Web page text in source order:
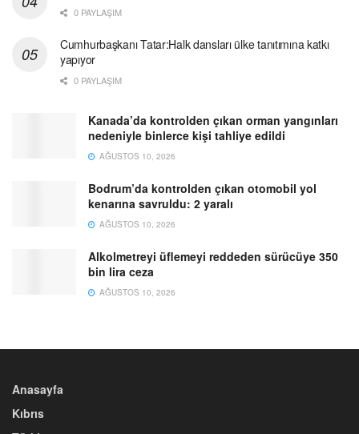
0 PAYLAŞIM
Cumhurbaşkanı Tatar:Halk dansları ülke tanıtımına katkı
yapıyor
0 PAYLAŞIM
Kanada’da kontrolden çıkan orman yangınları
nedeniyle binlerce kişi tahliye edildi
AĞUSTOS 10, 2026
Bodrum’da kontrolden çıkan otomobil yol
kenarına savruldu: 2 yaralı
AĞUSTOS 10, 2026
Alkolmetreyi üflemeyi reddeden sürücüye 350
bin lira ceza
AĞUSTOS 10, 2026
Anasayfa
Kıbrıs